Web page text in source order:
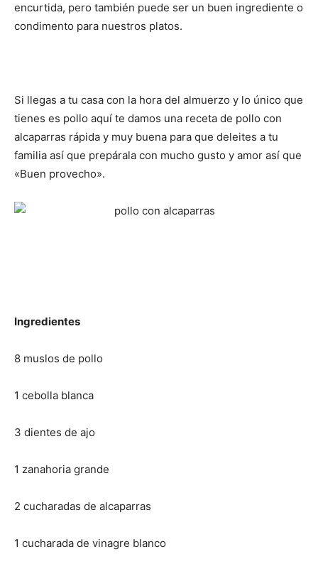
encurtida, pero también puede ser un buen ingrediente o
condimento para nuestros platos.
Si llegas a tu casa con la hora del almuerzo y lo único que
tienes es pollo aquí te damos una receta de pollo con
alcaparras rápida y muy buena para que deleites a tu
familia así que prepárala con mucho gusto y amor así que
«Buen provecho».
Ingredientes
8 muslos de pollo
1 cebolla blanca
3 dientes de ajo
1 zanahoria grande
2 cucharadas de alcaparras
1 cucharada de vinagre blanco